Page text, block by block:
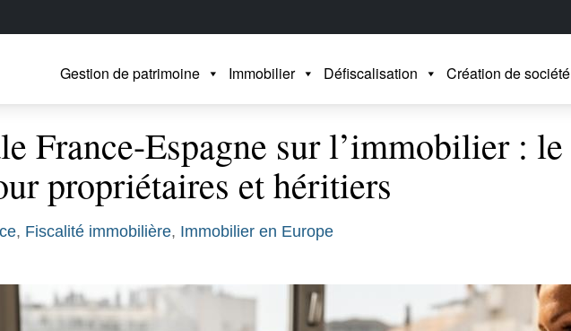
Gestion de patrimoine Immobilier Défiscalisation Création de société
France-Espagne sur l’immobilier : le
propriétaires et héritiers
, Fiscalité immobilière, Immobilier en Europe